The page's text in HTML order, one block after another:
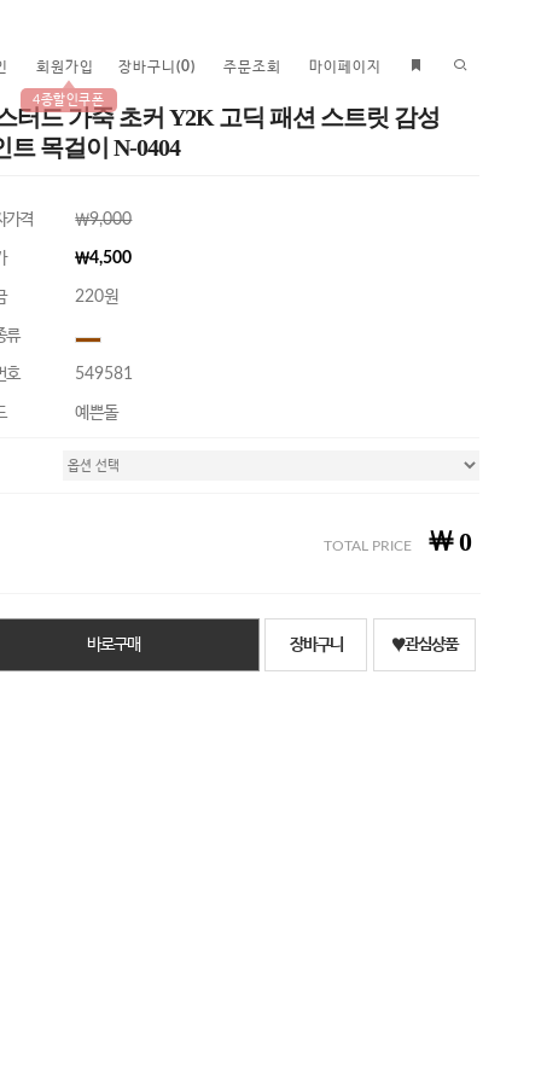
회원가입
4종할인쿠폰
장바구니 (0) 주문조회 마이페이지
터드 가죽 초커 Y2K 고딕 패션 스트릿 감성
트 목걸이 N-0404
가격 ￦9,000
￦4,500
220원
류
호 549581
예쁜돌
TOTAL PRICE ￦0
바로구매 장바구니 ♥관심상품